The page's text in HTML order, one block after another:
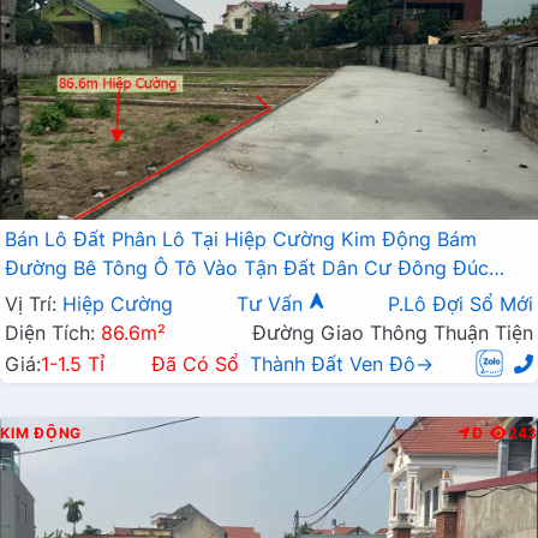
Bán Lô Đất Phân Lô Tại Hiệp Cường Kim Động Bám
Đường Bê Tông Ô Tô Vào Tận Đất Dân Cư Đông Đúc
Ngay QL39 Giá Đầu Tư
Vị Trí: Hiệp Cường Tư Vấn
P.Lô Đợi Sổ Mới
Diện Tích: 86.6m²
Đường Giao Thông Thuận Tiện
Giá:1-1.5 Tỉ Đã Có Sổ Thành Đất Ven Đô→
KIM ĐỘNG Đ 243